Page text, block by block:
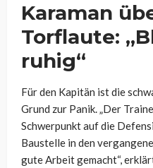
Karaman
Torflaute:
ruhig“
Für den Kapitän ist die
Grund zur Panik. „Der
Schwerpunkt auf die
Baustelle in den
gute Arbeit gemacht“,